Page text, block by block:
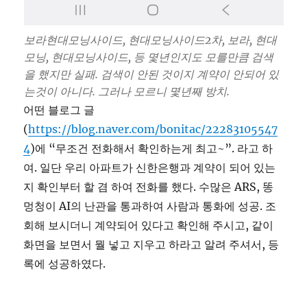
보라현대모닝사이드, 현대모닝사이드2차, 보라, 현대
모닝, 현대모닝사이드, 등 몇년인지도 모를만큼 검색
을 했지만 실패. 검색이 안된 것이지 계약이 안되어 있
는것이 아니다. 그러나 모르니 몇년째 방치.
어떤 블로그 글
(https://blog.naver.com/bonitac/22283105547
4)에 “무조건 전화해서 확인하는게 최고~”. 라고 하
여. 일단 우리 아파트가 신한은행과 계약이 되어 있는
지 확인부터 할 겸 하여 전화를 했다. 수많은 ARS, 똥
멍청이 AI의 난관을 통과하여 사람과 통화에 성공. 조
회해 보시더니 계약되어 있다고 확인해 주시고, 같이
화면을 보면서 뭘 넣고 지우고 하라고 알려 주셔서, 등
록에 성공하였다.